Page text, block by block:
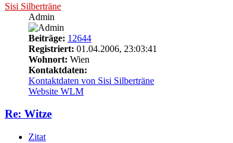
Sisi Silberträne
Admin
Beiträge: 12644
Registriert: 01.04.2006, 23:03:41
Wohnort: Wien
Kontaktdaten:
Kontaktdaten von Sisi Silberträne
Website WLM
Re: Witze
Zitat